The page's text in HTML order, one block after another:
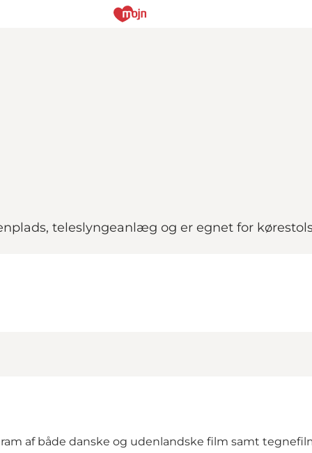
teleslyngeanlæg og er egnet for
af både danske og udenlandske film samt